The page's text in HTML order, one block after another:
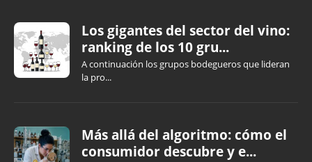
Los gigantes del sector del vino:
ranking de los 10 gru...
A continuación los grupos bodegueros que lideran
la pro...
Más allá del algoritmo: cómo el
consumidor descubre y e...